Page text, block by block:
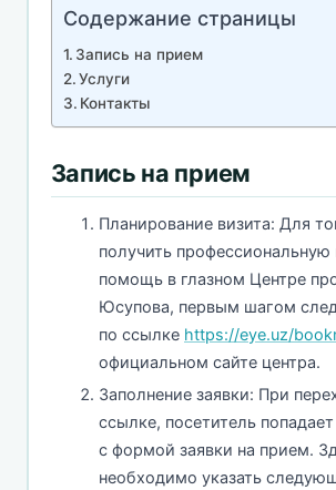
Содержание страницы
Запись на прием
Услуги
Контакты
Запись на прием
Планирование визита: Для
получить
помощь в глазном Центре
Юсупова, первым шагом
по ссылке https://eye.uz/
официальном сайте центра.
Заполнение заявки: При
ссылке, посетитель
с формой заявки на прием.
необходимо указать